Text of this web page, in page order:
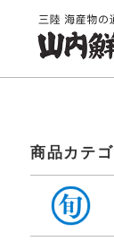
商品カテゴ